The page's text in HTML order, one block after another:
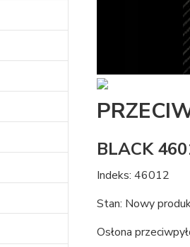
BLACK
Indeks: 46012
Stan: Nowy
Osłona